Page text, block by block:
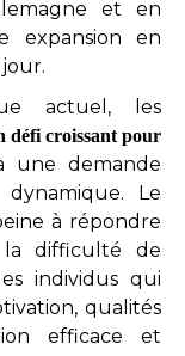
et en
expansion en
actuel, les
défi croissant pour
une demande
Le
à répondre
difficulté de
individus qui
qualités
efficace et